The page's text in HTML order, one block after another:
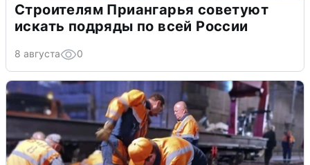
Строителям Приангарья советуют
искать подряды по всей России
8 августа 0